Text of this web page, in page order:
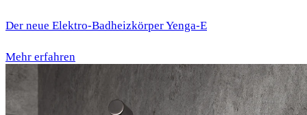
Der neue Elektro-Badheizkörper Yenga-E
Mehr erfahren